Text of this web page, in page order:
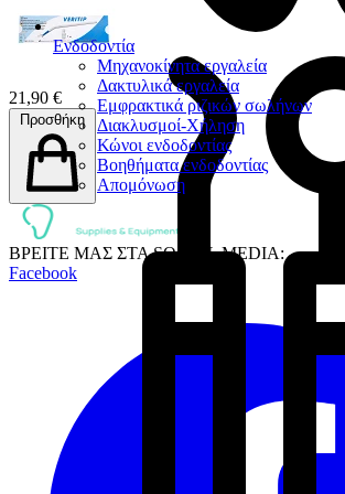
Ενδοδοντία
Μηχανοκίνητα εργαλεία
Δακτυλικά εργαλεία
Εμφρακτικά ριζικών σωλήνων
Διακλυσμοί-Χήληση
Κώνοι ενδοδοντίας
Βοηθήματα ενδοδοντίας
Απομόνωση
21,90 €
Προσθήκη
ΒΡΕΙΤΕ ΜΑΣ ΣΤΑ SOCIAL MEDIA:
Facebook